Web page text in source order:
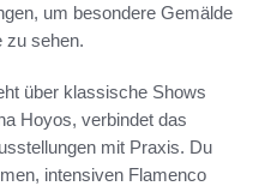
um besondere Gemälde
zu sehen.
über klassische Shows
Hoyos, verbindet das
mit Praxis. Du
intensiven Flamenco